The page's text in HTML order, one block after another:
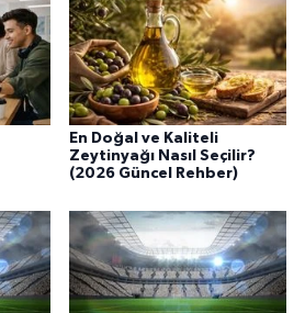
En Doğal ve Kaliteli
Zeytinyağı Nasıl Seçilir?
(2026 Güncel Rehber)